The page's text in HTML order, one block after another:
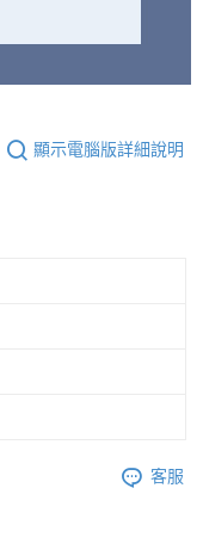
顯示電腦版詳細說明
客服